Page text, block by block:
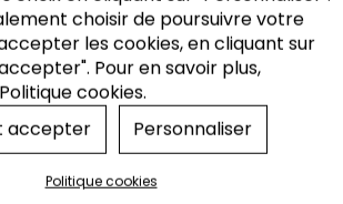
choisir de poursuivre votre
les cookies, en cliquant sur
Pour en savoir plus,
cookies.
accepter
Personnaliser
Politique cookies